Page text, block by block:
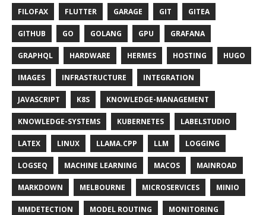
FILOFAX FLUTTER GARAGE GIT GITEA
GITHUB GO GOLANG GPU GRAFANA
GRAPHQL HARDWARE HERMES HOSTING HUGO
IMAGES INFRASTRUCTURE INTEGRATION
JAVASCRIPT K8S KNOWLEDGE-MANAGEMENT
KNOWLEDGE-SYSTEMS KUBERNETES LABELSTUDIO
LATEX LINUX LLAMA.CPP LLM LOGGING
LOGSEQ MACHINE LEARNING MACOS MAINROAD
MARKDOWN MELBOURNE MICROSERVICES MINIO
MMDETECTION MODEL ROUTING MONITORING